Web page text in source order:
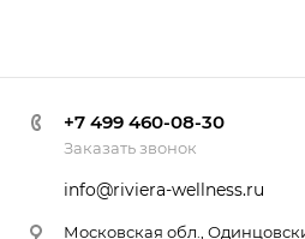
+7 499 460-08-30
Заказать звонок
info@riviera-wellness.ru
Московская обл.,